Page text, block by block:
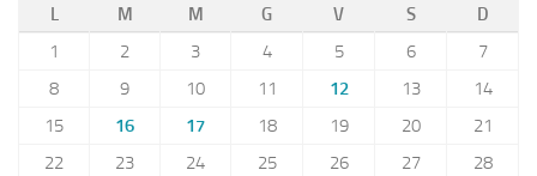
L
M M G V S
D
1
2 3 4 5 6
7
8
9 10 11 12 13
14
15
16 17 18 19 20
21
22
23 24 25 26 27
28